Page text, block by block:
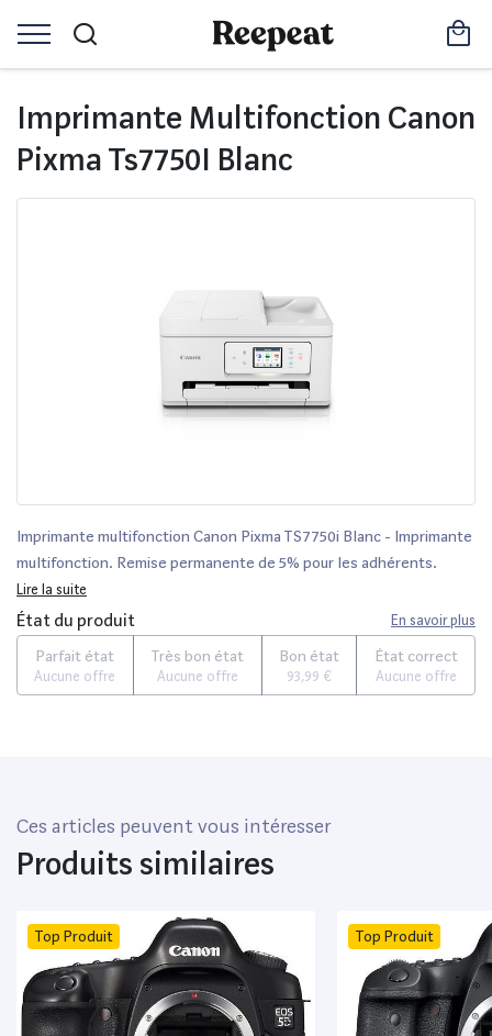
Imprimante Multifonction Canon
Pixma Ts7750I Blanc
Imprimante multifonction Canon Pixma TS7750i Blanc - Imprimante
multifonction. Remise permanente de 5% pour les adhérents.
Commandez vos produits high-tech au meilleur prix en ligne et
retirez-les en magasin.
Lire la suite
État du produit En savoir plus
Parfait état
Aucune offre
Très bon état
Aucune offre
Bon état
93,99 €
État correct
Aucune offre
Ces articles peuvent vous intéresser
Produits similaires
Top Produit Top Produit